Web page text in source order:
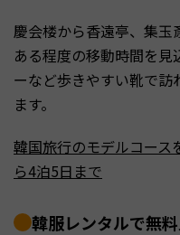
慶会楼から香遠亭、集玉
ある程度の移動時間を見
ーなど歩きやすい靴で
ます。
韓国旅行のモデルコース
ら4泊5日まで
韓服レンタルで無